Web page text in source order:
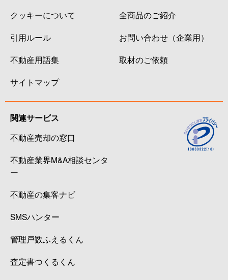
クッキーについて
引用ルール
不動産用語集
サイトマップ
全商品のご紹介
お問い合わせ（企業用）
取材のご依頼
関連サービス
不動産売却の窓口
不動産業界M&A相談センタ
ー
不動産の集客ナビ
SMSハンター
管理戸数ふえるくん
査定書つくるくん